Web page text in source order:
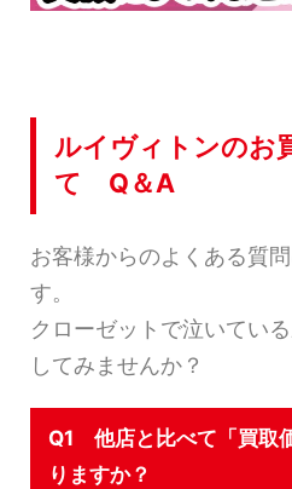
ルイヴィトンのお
て Q＆A
お客様からのよくある質
す。
クローゼットで泣いてい
してみませんか？
Q1 他店と比べて「買取
りますか？